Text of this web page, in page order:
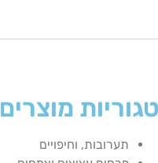
מוצרים
תערובות, וחיפויים